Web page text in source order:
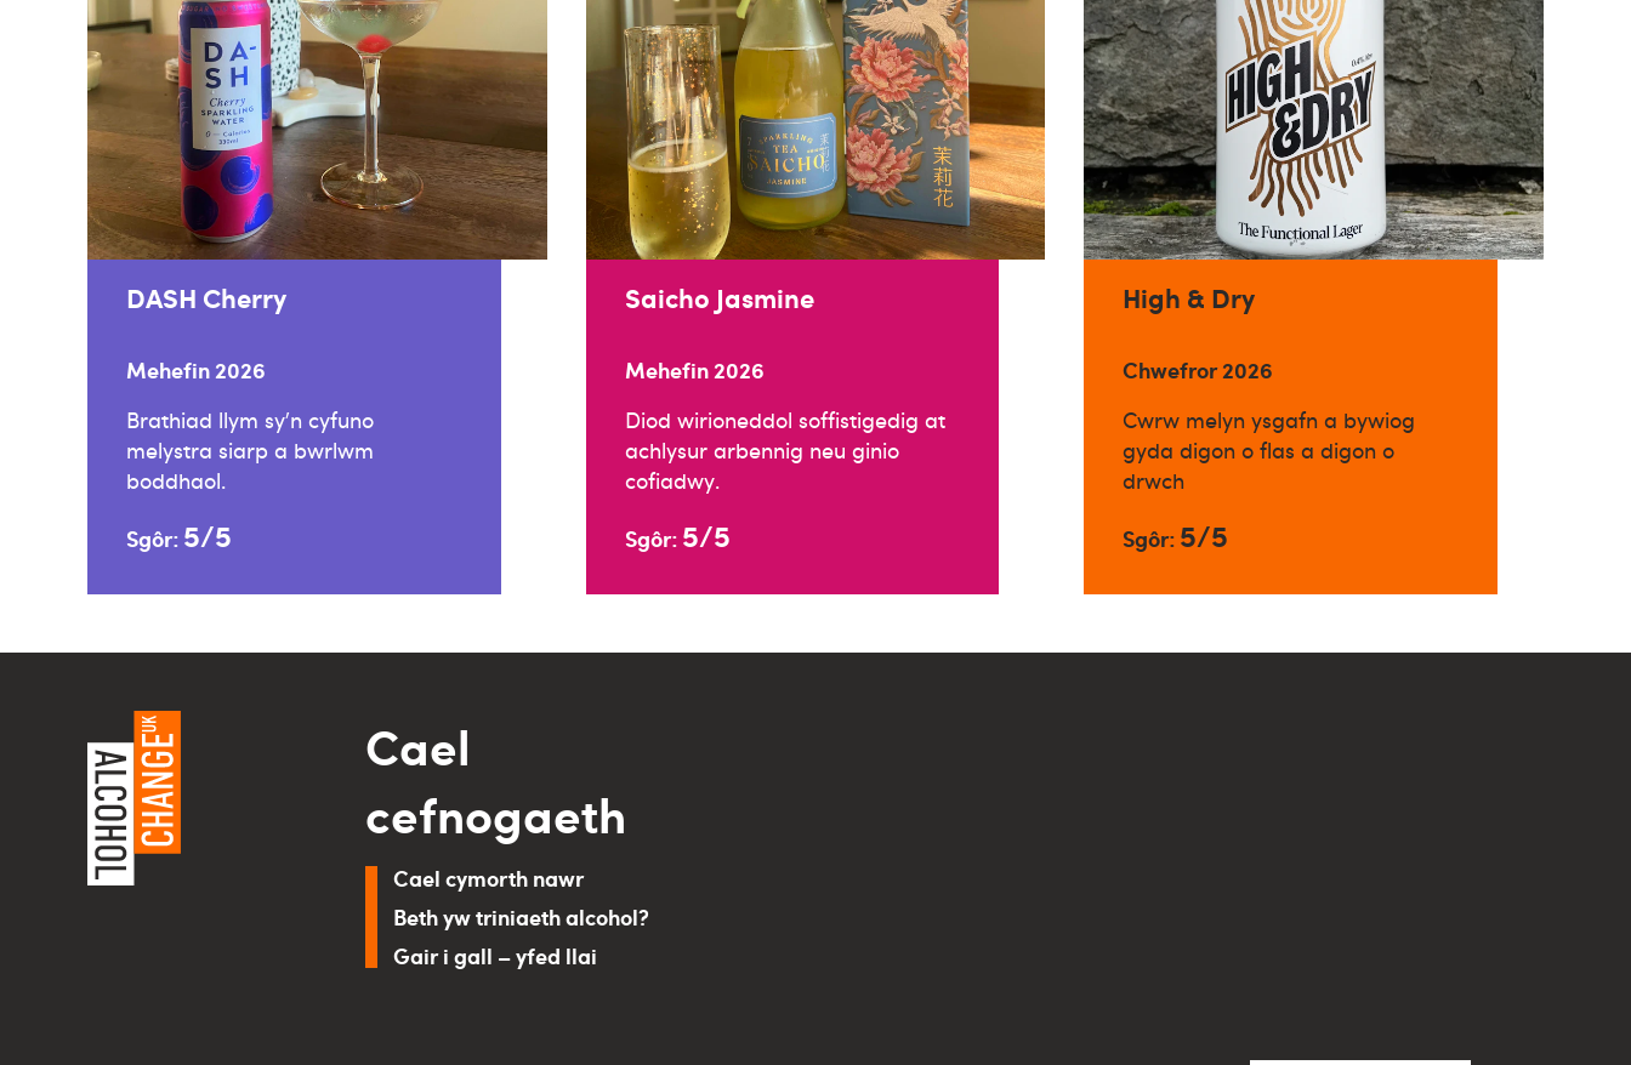
DASH Cherry
Mehefin 2026
Brathiad llym sy’n cyfuno
melystra siarp a bwrlwm
boddhaol.
Sgôr: 5/5
Saicho Jasmine
Mehefin 2026
Diod wirioneddol soffistigedig at
achlysur arbennig neu ginio
cofiadwy.
Sgôr: 5/5
High & Dry
Chwefror 2026
Cwrw melyn ysgafn a bywiog
gyda digon o flas a digon o
drwch
Sgôr: 5/5
Cael
cefnogaeth
Cael cymorth nawr
Beth yw triniaeth alcohol?
Gair i gall – yfed llai